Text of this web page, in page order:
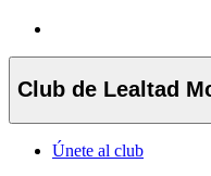
Club de Lealtad
Únete al club